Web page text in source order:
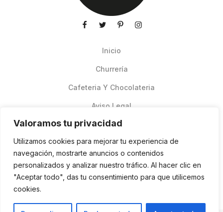
Valoramos tu privacidad
Utilizamos cookies para mejorar tu experiencia de
navegación, mostrarte anuncios o contenidos
personalizados y analizar nuestro tráfico. Al hacer clic en
"Aceptar todo", das tu consentimiento para que utilicemos
cookies.
Inicio
Churrería
Cafeteria Y Chocolateria
Aviso Legal
Pedidos Online Glovo
Contacto